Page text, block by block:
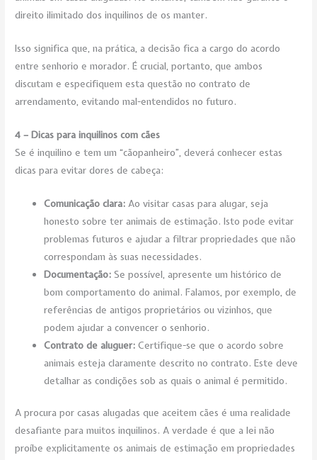
direito ilimitado dos inquilinos de os manter.
Isso significa que, na prática, a decisão fica a cargo do acordo
entre senhorio e morador. É crucial, portanto, que ambos
discutam e especifiquem esta questão no contrato de
arrendamento, evitando mal-entendidos no futuro.
4 – Dicas para inquilinos com cães
Se é inquilino e tem um “cãopanheiro”, deverá conhecer estas
dicas para evitar dores de cabeça:
Comunicação clara: Ao visitar casas para alugar, seja
honesto sobre ter animais de estimação. Isto pode evitar
problemas futuros e ajudar a filtrar propriedades que não
correspondam às suas necessidades.
Documentação: Se possível, apresente um histórico de
bom comportamento do animal. Falamos, por exemplo, de
referências de antigos proprietários ou vizinhos, que
podem ajudar a convencer o senhorio.
Contrato de aluguer: Certifique-se que o acordo sobre
animais esteja claramente descrito no contrato. Este deve
detalhar as condições sob as quais o animal é permitido.
A procura por casas alugadas que aceitem cães é uma realidade
desafiante para muitos inquilinos. A verdade é que a lei não
proíbe explicitamente os animais de estimação em propriedades